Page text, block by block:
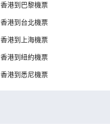
香港到巴黎機票
香港到台北機票
香港到上海機票
香港到紐約機票
香港到悉尼機票